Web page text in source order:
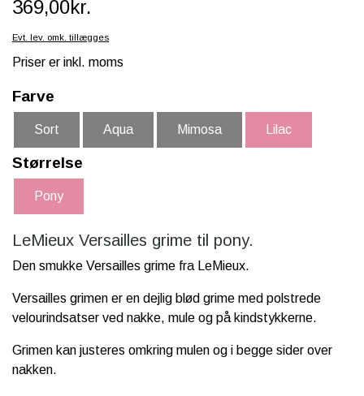
369,00kr.
Evt. lev. omk. tillægges
Priser er inkl. moms
Farve
Sort Aqua Mimosa Lilac
Størrelse
Pony
LeMieux Versailles grime til pony.
Den smukke Versailles grime fra LeMieux.
Versailles grimen er en dejlig blød grime med polstrede
velourindsatser ved nakke, mule og på kindstykkerne.
Grimen kan justeres omkring mulen og i begge sider over
nakken.